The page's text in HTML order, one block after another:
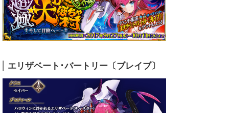
エリザベート･バートリー〔ブレイブ〕